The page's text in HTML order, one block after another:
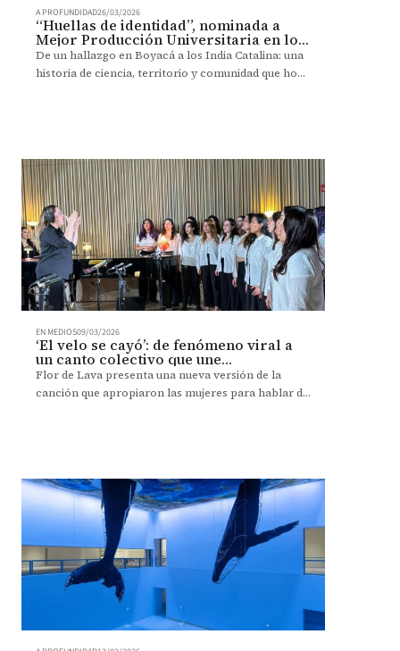
A PROFUNDIDAD26/03/2026
“Huellas de identidad”, nominada a
Mejor Producción Universitaria en los
India Catalina
De un hallazgo en Boyacá a los India Catalina: una
historia de ciencia, territorio y comunidad que hoy
EN MEDIOS09/03/2026
‘El velo se cayó’: de fenómeno viral a
un canto colectivo que une
generaciones
Flor de Lava presenta una nueva versión de la
canción que apropiaron las mujeres para hablar de